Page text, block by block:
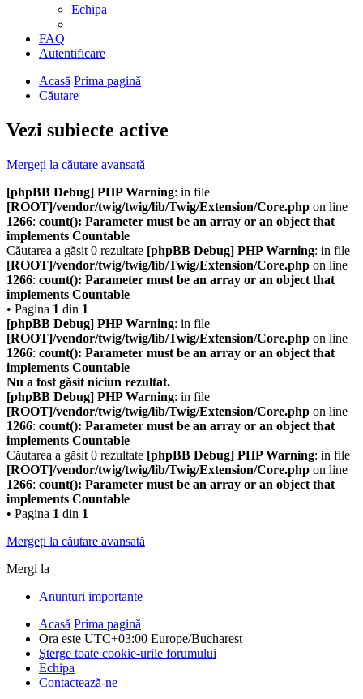
Echipa
FAQ
Autentificare
Acasă Prima pagină
Căutare
Vezi subiecte active
Mergeți la căutare avansată
[phpBB Debug] PHP Warning: in file
[ROOT]/vendor/twig/twig/lib/Twig/Extension/Core.php on line
1266: count(): Parameter must be an array or an object that
implements Countable
Căutarea a găsit 0 rezultate [phpBB Debug] PHP Warning: in file
[ROOT]/vendor/twig/twig/lib/Twig/Extension/Core.php on line
1266: count(): Parameter must be an array or an object that
implements Countable
• Pagina 1 din 1
[phpBB Debug] PHP Warning: in file
[ROOT]/vendor/twig/twig/lib/Twig/Extension/Core.php on line
1266: count(): Parameter must be an array or an object that
implements Countable
Nu a fost găsit niciun rezultat.
[phpBB Debug] PHP Warning: in file
[ROOT]/vendor/twig/twig/lib/Twig/Extension/Core.php on line
1266: count(): Parameter must be an array or an object that
implements Countable
Căutarea a găsit 0 rezultate [phpBB Debug] PHP Warning: in file
[ROOT]/vendor/twig/twig/lib/Twig/Extension/Core.php on line
1266: count(): Parameter must be an array or an object that
implements Countable
• Pagina 1 din 1
Mergeți la căutare avansată
Mergi la
Anunțuri importante
Acasă Prima pagină
Ora este UTC+03:00 Europe/Bucharest
Şterge toate cookie-urile forumului
Echipa
Contactează-ne